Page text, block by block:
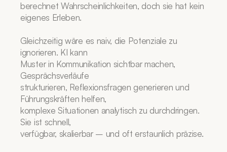
berechnet Wahrscheinlichkeiten, doch sie hat kein
eigenes Erleben.
Gleichzeitig wäre es naiv, die Potenziale zu
ignorieren. KI kann
Muster in Kommunikation sichtbar machen,
Gesprächsverläufe
strukturieren, Reflexionsfragen generieren und
Führungskräften helfen,
komplexe Situationen analytisch zu durchdringen.
Sie ist schnell,
verfügbar, skalierbar – und oft erstaunlich präzise.